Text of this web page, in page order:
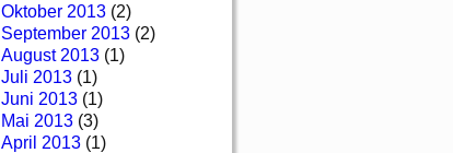
Oktober 2013 (2)
September 2013 (2)
August 2013 (1)
Juli 2013 (1)
Juni 2013 (1)
Mai 2013 (3)
April 2013 (1)